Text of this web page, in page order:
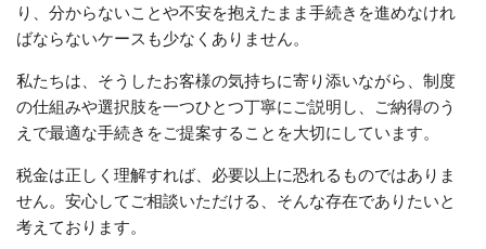
り、分からないことや不安を抱えたまま手続きを進めなけれ
ばならないケースも少なくありません。
私たちは、そうしたお客様の気持ちに寄り添いながら、制度
の仕組みや選択肢を一つひとつ丁寧にご説明し、ご納得のう
えで最適な手続きをご提案することを大切にしています。
税金は正しく理解すれば、必要以上に恐れるものではありま
せん。安心してご相談いただける、そんな存在でありたいと
考えております。